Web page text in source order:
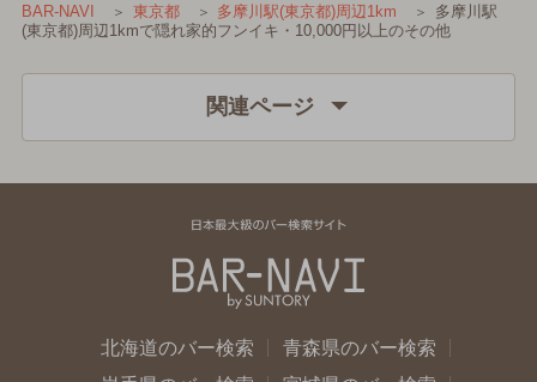
BAR-NAVI 東京都 多摩川駅(東京都)周辺1km
多摩川駅
(東京都)周辺1kmで隠れ家的フンイキ・10,000円以上のその他
関連ページ
北海道のバー検索
青森県のバー検索